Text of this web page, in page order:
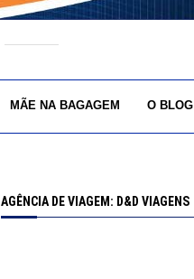
MÃE NA BAGAGEM O BLOG
AGÊNCIA DE VIAGEM: D&D VIAGENS